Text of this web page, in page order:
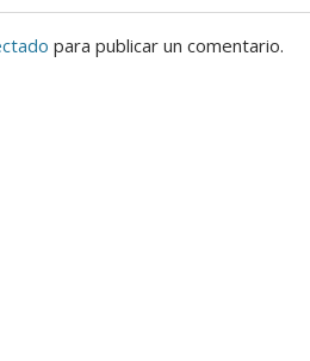
para publicar un comentario.